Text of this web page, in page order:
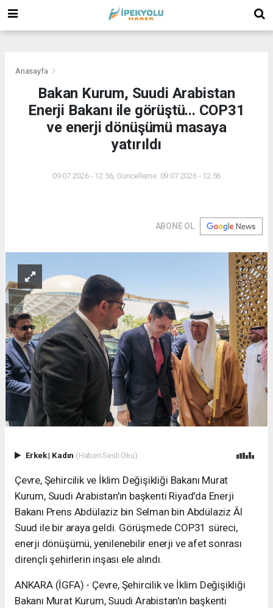
Anasayfa
Bakan Kurum, Suudi Arabistan
Enerji Bakanı ile görüştü... COP31
ve enerji dönüşümü masaya
yatırıldı
09.07.2026 - 12:56, Güncelleme: 09.07.2026 - 12:56
ABONE OL
Erkek| Kadın (Haberi Sesli Oku)
Çevre, Şehircilik ve İklim Değişikliği Bakanı Murat
Kurum, Suudi Arabistan'ın başkenti Riyad'da Enerji
Bakanı Prens Abdülaziz bin Selman bin Abdülaziz Âl
Suud ile bir araya geldi. Görüşmede COP31 süreci,
enerji dönüşümü, yenilenebilir enerji ve afet sonrası
dirençli şehirlerin inşası ele alındı.
ANKARA (İGFA) - Çevre, Şehircilik ve İklim Değişikliği
Bakanı Murat Kurum, Suudi Arabistan'ın başkenti